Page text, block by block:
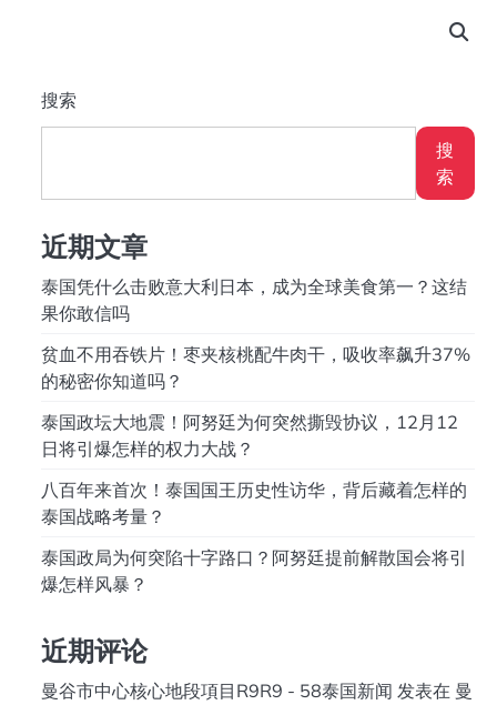
搜索
搜
索
近期文章
泰国凭什么击败意大利日本，成为全球美食第一？这结
果你敢信吗
贫血不用吞铁片！枣夹核桃配牛肉干，吸收率飙升37%
的秘密你知道吗？
泰国政坛大地震！阿努廷为何突然撕毁协议，12月12
日将引爆怎样的权力大战？
八百年来首次！泰国国王历史性访华，背后藏着怎样的
泰国战略考量？
泰国政局为何突陷十字路口？阿努廷提前解散国会将引
爆怎样风暴？
近期评论
曼谷市中心核心地段項目R9R9 - 58泰国新闻 发表在 曼